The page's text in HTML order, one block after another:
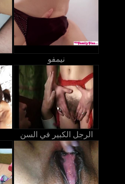
نيمفو
الرجل الكبير في السن